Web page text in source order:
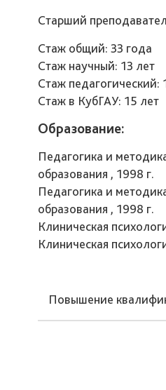
Старший
Стаж общий: 33 года
Стаж научный: 13 лет
Стаж педагогический:
Стаж в КубГАУ: 15 лет
Образование:
Педагогика и
образования , 1998 г.
Педагогика и
образования , 1998 г.
Клиническая
Клиническая
Повышение